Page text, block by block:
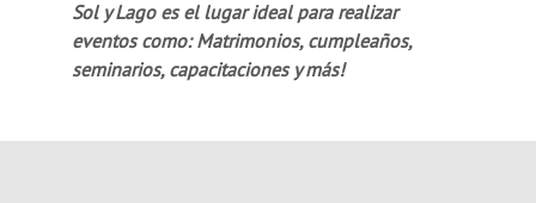
Sol y Lago es el lugar ideal para realizar
eventos como: Matrimonios, cumpleaños,
seminarios, capacitaciones y más!